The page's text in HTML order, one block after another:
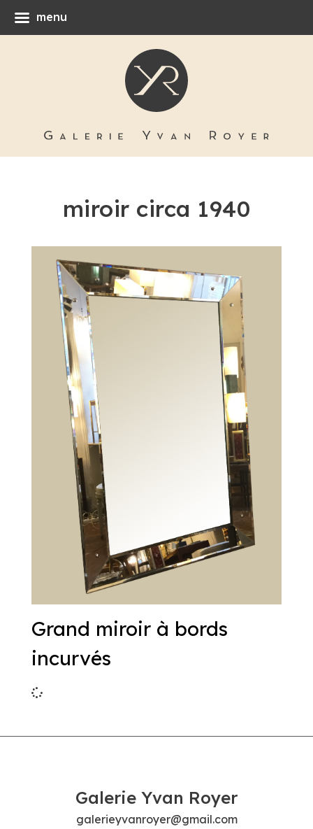
miroir circa 1940
Grand miroir à bords
incurvés
Galerie Yvan Royer
galerieyvanroyer@gmail.com
menu